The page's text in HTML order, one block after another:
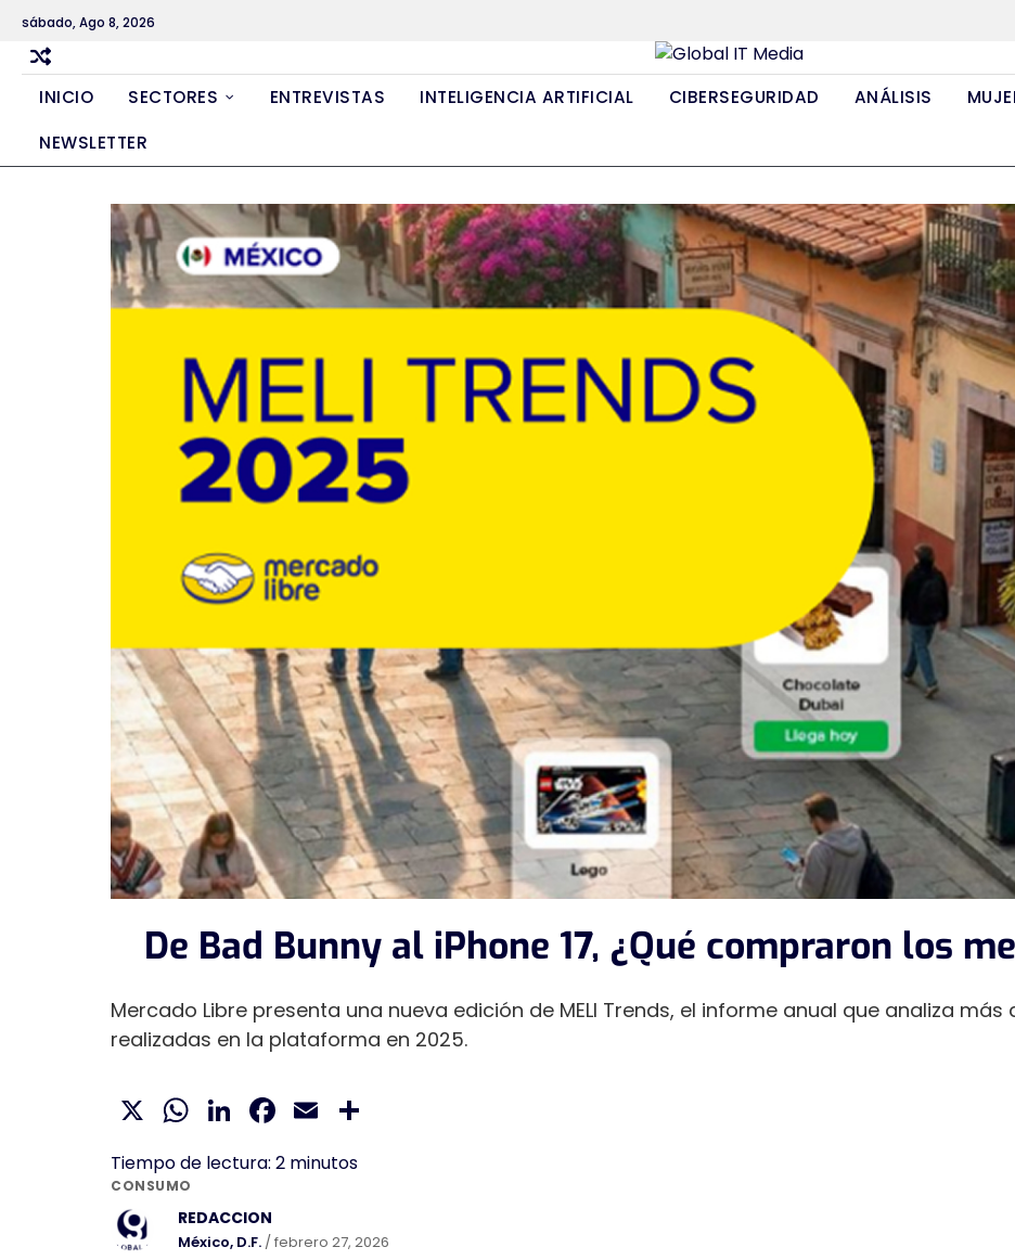
Skip
content
sábado, Ago 8, 2026
INICIO SECTORES ENTREVISTAS INTELIGENCIA ARTIFICIAL CIBERSEGURIDAD ANÁLISIS
NEWSLETTER
De Bad Bunny al iPhone 17, ¿Qué compraron los
X WhatsApp
LinkedIn
Facebook
Email
Tiempo de lectura: 2 minutos
CONSUMO
Mercado Libre presenta una nueva edición de MELI Trends, el informe anual que analiza
realizadas en la plataforma en 2025.
REDACCION
México, D.F. / febrero 27, 2026